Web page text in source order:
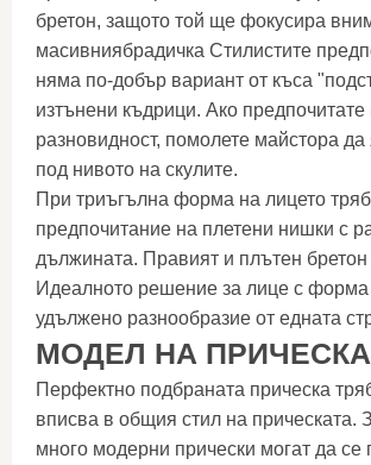
бретон, защото той ще фокусира
масивниябрадичка Стилистите
няма по-добър вариант от къса
изтънени къдрици. Ако предпочитате
разновидност, помолете майстора да
под нивото на скулите.
При триъгълна форма на лицето
предпочитание на плетени нишки с
дължината. Правият и плътен бретон
Идеалното решение за лице с
удължено разнообразие от едната
МОДЕЛ НА ПРИЧЕСКА
Перфектно подбраната прическа
вписва в общия стил на прическата.
много модерни прически могат да се